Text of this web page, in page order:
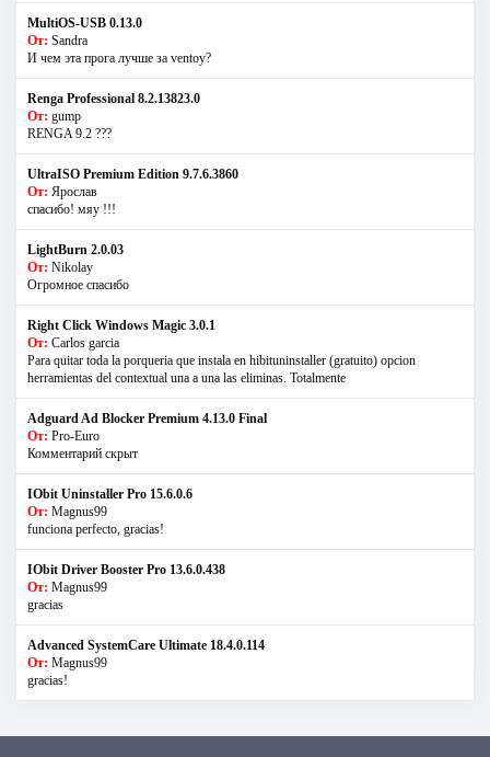
MultiOS-USB 0.13.0
От: Sandra
И чем эта прога лучше за ventoy?
Renga Professional 8.2.13823.0
От: gump
RENGA 9.2 ???
UltraISO Premium Edition 9.7.6.3860
От: Ярослав
спасибо! мяу !!!
LightBurn 2.0.03
От: Nikolay
Огромное спасибо
Right Click Windows Magic 3.0.1
От: Carlos garcia
Para quitar toda la porqueria que instala en hibituninstaller (gratuito) opcion
herramientas del contextual una a una las eliminas. Totalmente
Adguard Ad Blocker Premium 4.13.0 Final
От: Pro-Euro
Комментарий скрыт
IObit Uninstaller Pro 15.6.0.6
От: Magnus99
funciona perfecto, gracias!
IObit Driver Booster Pro 13.6.0.438
От: Magnus99
gracias
Advanced SystemCare Ultimate 18.4.0.114
От: Magnus99
gracias!